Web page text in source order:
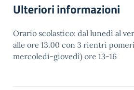
Ulteriori informazioni
Orario scolastico: dal lunedì al
alle ore 13.00 con 3 rientri
mercoledì-giovedì) ore 13-16